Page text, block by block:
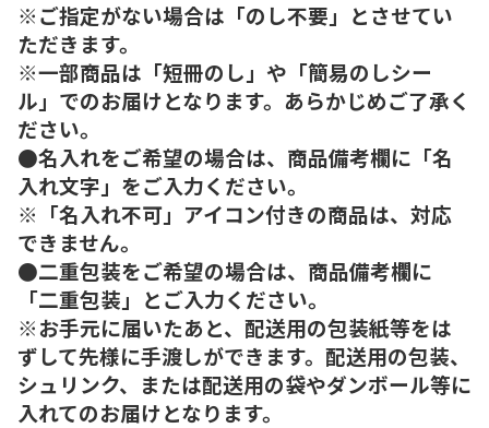
※ご指定がない場合は「のし不要」とさせてい
ただきます。
※一部商品は「短冊のし」や「簡易のしシー
ル」でのお届けとなります。あらかじめご了承く
ださい。
●名入れをご希望の場合は、商品備考欄に「名
入れ文字」をご入力ください。
※「名入れ不可」アイコン付きの商品は、対応
できません。
●二重包装をご希望の場合は、商品備考欄に
「二重包装」とご入力ください。
※お手元に届いたあと、配送用の包装紙等をは
ずして先様に手渡しができます。配送用の包装、
シュリンク、または配送用の袋やダンボール等に
入れてのお届けとなります。